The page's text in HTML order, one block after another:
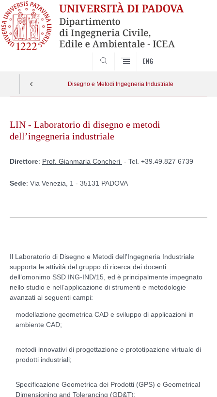
ENG
Disegno e Metodi Ingegneria Industriale
contentLIN - Laboratorio di disegno e metodi
dell’ingegneria industriale
Direttore: Prof. Gianmaria Concheri - Tel. +39.49.827 6739
Sede: Via Venezia, 1 - 35131 PADOVA
Il Laboratorio di Disegno e Metodi dell’Ingegneria Industriale
supporta le attività del gruppo di ricerca dei docenti
dell’omonimo SSD ING-IND/15, ed è principalmente impegnato
nello studio e nell’applicazione di strumenti e metodologie
avanzati ai seguenti campi:
modellazione geometrica CAD e sviluppo di applicazioni in
ambiente CAD;
metodi innovativi di progettazione e prototipazione virtuale di
prodotti industriali;
Specificazione Geometrica dei Prodotti (GPS) e Geometrical
Dimensioning and Tolerancing (GD&T);